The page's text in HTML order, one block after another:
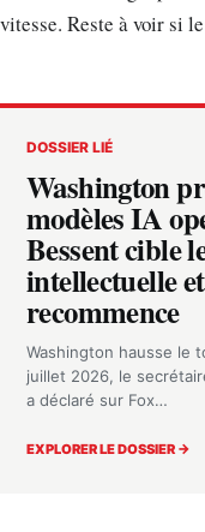
vitesse. Reste à voir si
DOSSIER LIÉ
Washington
modèles IA
Bessent cible
intellectuelle
recommence
Washington hausse le
juillet 2026, le
a déclaré sur Fox…
EXPLORER LE DOSSIER →